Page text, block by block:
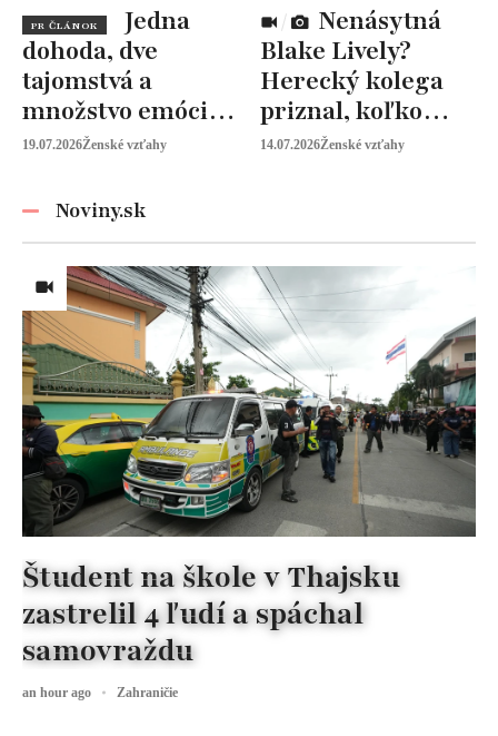
PR ČLÁNOK
dohoda, dve
tajomstvá a
množstvo emócií.
Mia Sheridan a
19.07.2026Ženské vzťahy
Blake Lively?
Herecký kolega
priznal, koľko
peňazí od neho
14.07.2026Ženské vzťahy
Noviny.sk
Študent na škole v Thajsku
zastrelil 4 ľudí a spáchal
samovraždu
an hour ago Zahraničie